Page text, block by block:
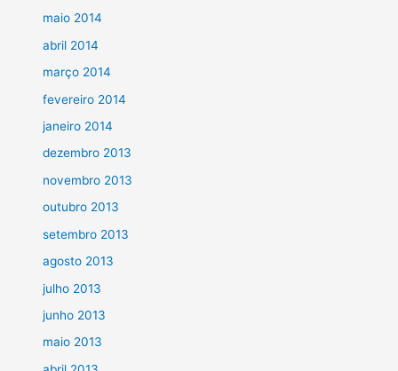
maio 2014
abril 2014
março 2014
fevereiro 2014
janeiro 2014
dezembro 2013
novembro 2013
outubro 2013
setembro 2013
agosto 2013
julho 2013
junho 2013
maio 2013